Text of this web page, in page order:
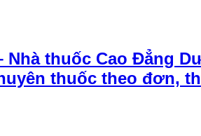
Nhà thuốc Cao Đẳng
thuốc theo đơn,